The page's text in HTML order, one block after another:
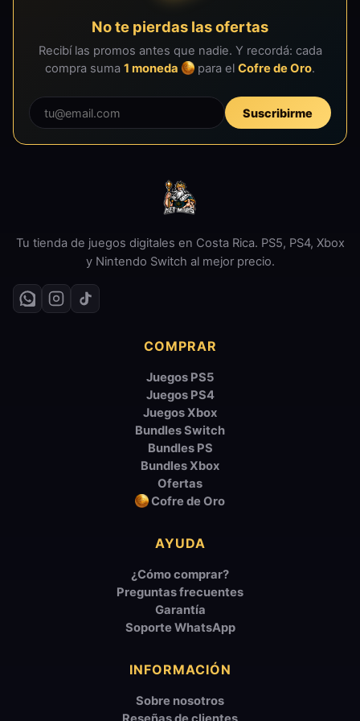
No te pierdas las ofertas
Recibí las promos antes que nadie. Y recordá: cada
compra suma 1 moneda para elCofre de Oro.
Suscribirme
Tu tienda de juegos digitales en Costa Rica. PS5, PS4, Xbox
y Nintendo Switch al mejor precio.
COMPRAR
Juegos PS5
Juegos PS4
Juegos Xbox
Bundles Switch
Bundles PS
Bundles Xbox
Ofertas
Cofre de Oro
AYUDA
¿Cómo comprar?
Preguntas frecuentes
Garantía
Soporte WhatsApp
INFORMACIÓN
Sobre nosotros